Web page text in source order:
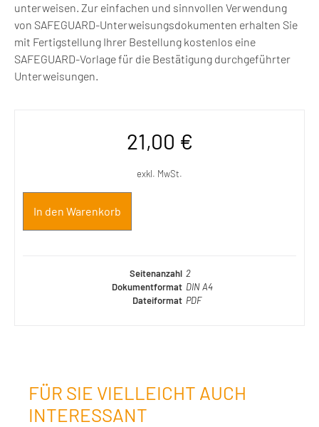
unterweisen. Zur einfachen und sinnvollen Verwendung
von SAFEGUARD-Unterweisungsdokumenten erhalten Sie
mit Fertigstellung Ihrer Bestellung kostenlos eine
SAFEGUARD-Vorlage für die Bestätigung durchgeführter
Unterweisungen.
21,00 €
exkl. MwSt.
In den Warenkorb
Seitenanzahl 2
Dokumentformat DIN A4
Dateiformat PDF
FÜR SIE VIELLEICHT AUCH
INTERESSANT